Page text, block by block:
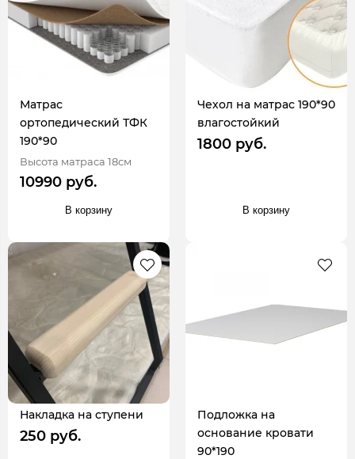
Матрас
ортопедический ТФК
190*90
Высота матраса 18см
10990 руб.
В корзину
Чехол на матрас 190*90
влагостойкий
1800 руб.
В корзину
Накладка на ступени
250 руб.
Подложка на
основание кровати
90*190